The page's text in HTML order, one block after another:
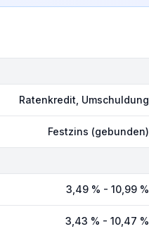
Ratenkredit, Umschuldung
Festzins (gebunden)
3,49 % - 10,99 %
3,43 % - 10,47 %